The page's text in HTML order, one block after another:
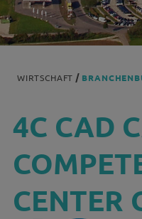
WIRTSCHAFT
4C CAD
CENTER